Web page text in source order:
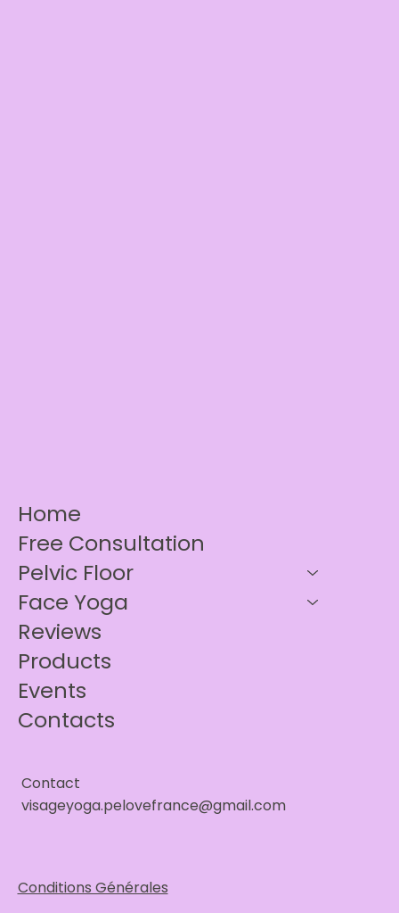
Home
Free Consultation
Pelvic Floor
Face Yoga
Reviews
Products
Events
Contacts
Conditions Générales
Contact
visageyoga.pelovefrance@gmail.com